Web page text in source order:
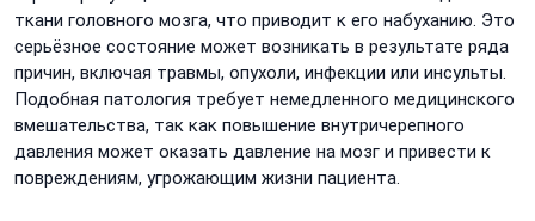
ткани головного мозга, что приводит к его набуханию. Это
серьёзное состояние может возникать в результате ряда
причин, включая травмы, опухоли, инфекции или инсульты.
Подобная патология требует немедленного медицинского
вмешательства, так как повышение внутричерепного
давления может оказать давление на мозг и привести к
повреждениям, угрожающим жизни пациента.